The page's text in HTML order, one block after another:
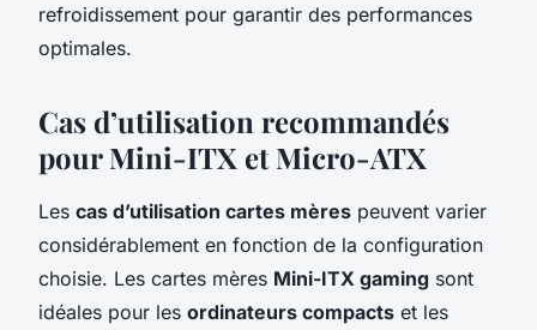
refroidissement pour garantir des performances
optimales.
Cas d’utilisation recommandés
pour Mini-ITX et Micro-ATX
Les cas d’utilisation cartes mères peuvent varier
considérablement en fonction de la configuration
choisie. Les cartes mères Mini-ITX gaming sont
idéales pour les ordinateurs compacts et les